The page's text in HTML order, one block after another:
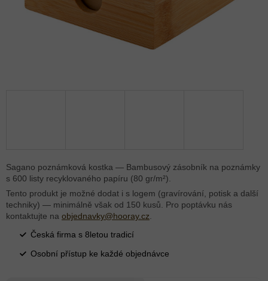
Sagano poznámková kostka — Bambusový zásobník na poznámky
s 600 listy recyklovaného papíru (80 gr/m²).
Tento produkt je možné dodat i s logem (gravírování, potisk a další
techniky) — minimálně však od 150 kusů. Pro poptávku nás
kontaktujte na objednavky@hooray.cz.
Česká firma s 8letou tradicí
Osobní přístup ke každé objednávce